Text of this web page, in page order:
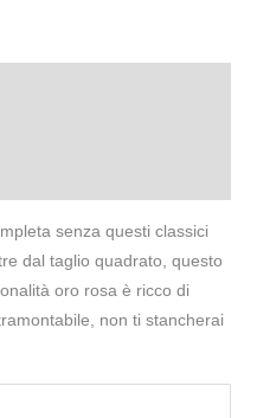
senza questi classici
dal taglio quadrato, questo
oro rosa è ricco di
non ti stancherai